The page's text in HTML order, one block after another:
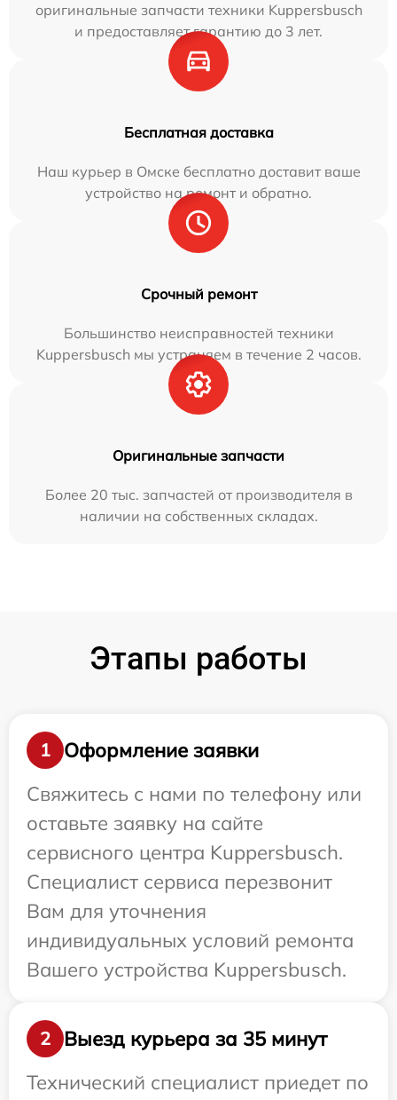
оригинальные запчасти техники Kuppersbusch
и предоставляет гарантию до 3 лет.
Бесплатная доставка
Наш курьер в Омске бесплатно доставит ваше
устройство на ремонт и обратно.
Срочный ремонт
Большинство неисправностей техники
Kuppersbusch мы устраняем в течение 2 часов.
Оригинальные запчасти
Более 20 тыс. запчастей от производителя в
наличии на собственных складах.
Этапы работы
1
Оформление заявки
Свяжитесь с нами по телефону или
оставьте заявку на сайте
сервисного центра Kuppersbusch.
Специалист сервиса перезвонит
Вам для уточнения
индивидуальных условий ремонта
Вашего устройства Kuppersbusch.
2
Выезд курьера за 35 минут
Технический специалист приедет по